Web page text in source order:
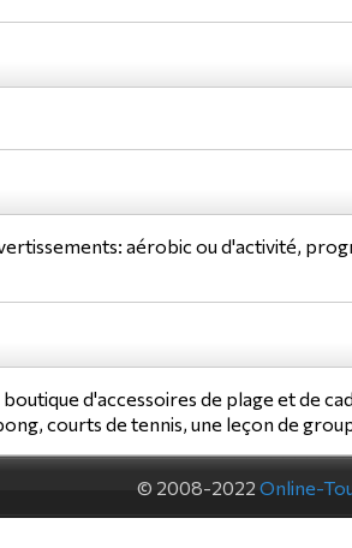
aérobic ou d'activité,
d'accessoires de plage et de
courts de tennis, une leçon de
© 2008-2022 Online-